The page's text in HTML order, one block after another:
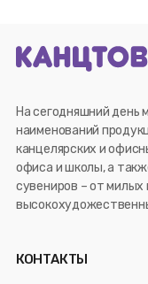
На сегодняшний день
наименований
канцелярских и
офиса и школы, а
сувениров – от
КОНТАКТЫ